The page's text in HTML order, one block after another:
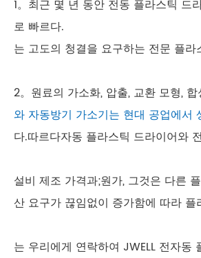
1。최근 몇 년 동안 전동 플라스틱
로 빠르다.
는 고도의 청결을 요구하는 전문 플
2。원료의 가소화, 압출, 교환 모형,
와 자동방기 가소기는 현대 공업에서
다.따르다자동 플라스틱 드라이어와
설비 제조 가격과;원가, 그것은 다른
산 요구가 끊임없이 증가함에 따라
는 우리에게 연락하여 JWELL 전자동